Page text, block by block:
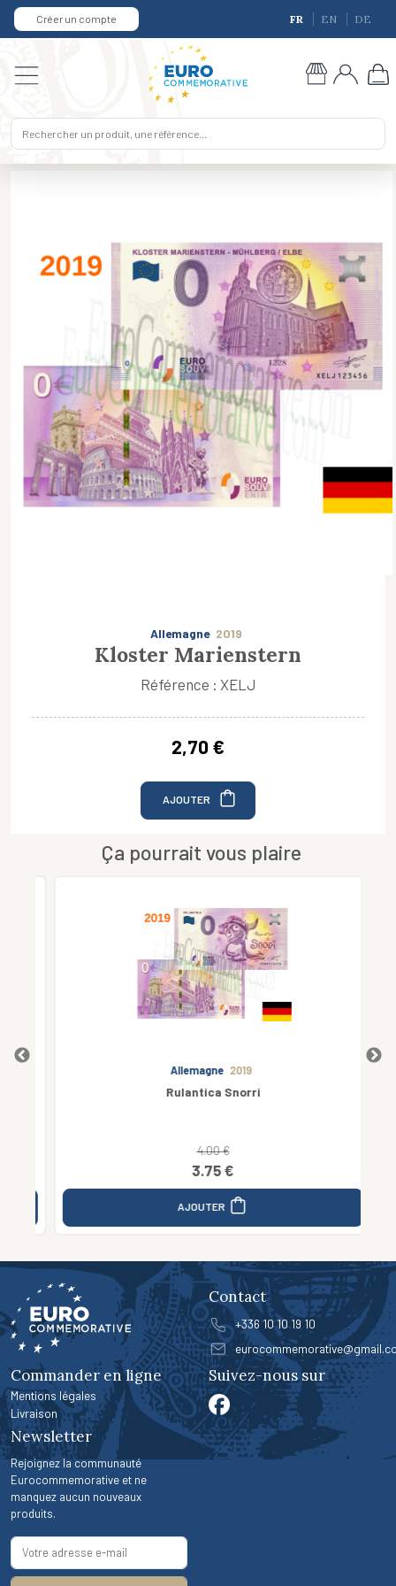
Créer un compte FR EN DE
Allemagne 2019
Kloster Marienstern
Référence : XELJ
2,70 €
AJOUTER
Ça pourrait vous plaire
Allemagne 2019
Rulantica Snorri
4.00 €
3.75 €
AJOUTER
Contact
+336 10 10 19 10
Commander en ligne
Mentions légales
Livraison
Suivez-nous sur
Newsletter
Rejoignez la communauté
Eurocommemorative et ne
manquez aucun nouveaux
produits.